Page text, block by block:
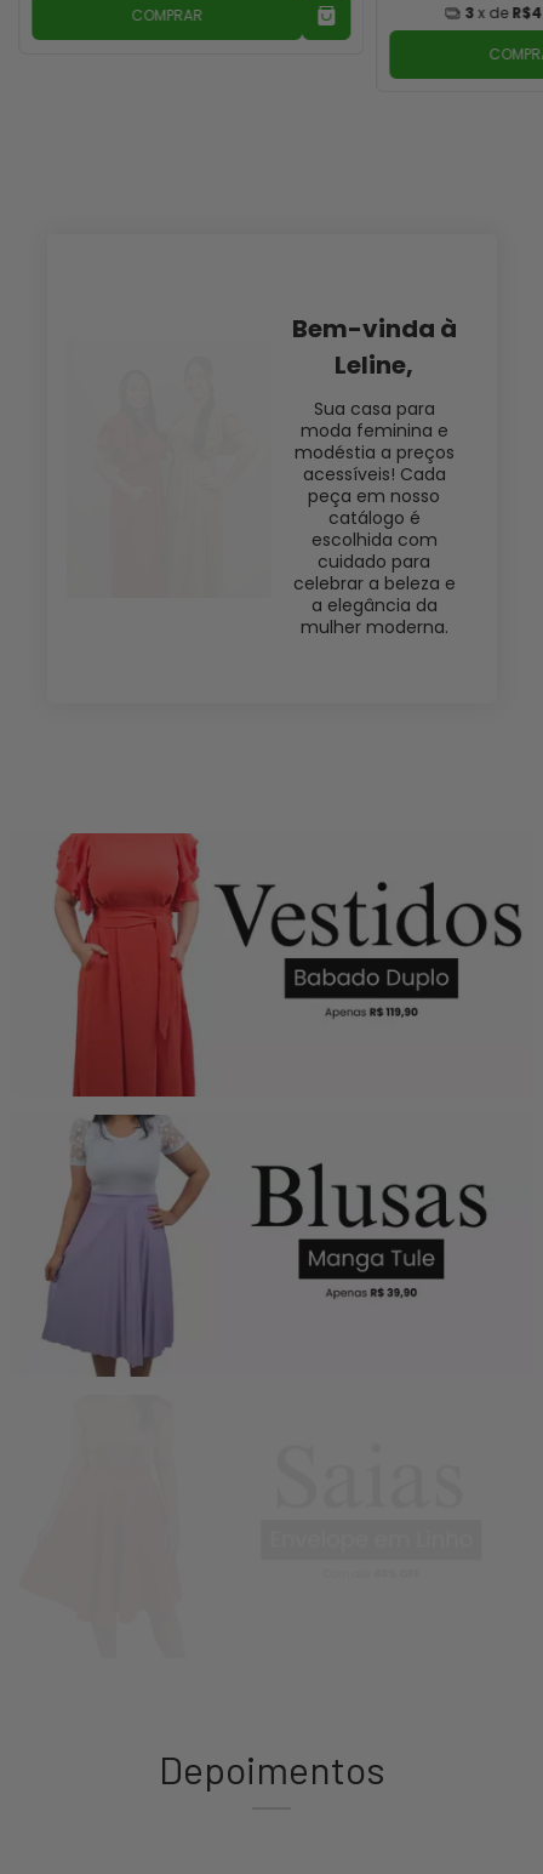
COMPRAR
3 x de
Bem-vinda à
Leline,
Sua casa para
moda feminina e
modéstia a preços
acessíveis! Cada
peça em nosso
catálogo é
escolhida com
cuidado para
celebrar a beleza e
a elegância da
mulher moderna.
Depoimentos